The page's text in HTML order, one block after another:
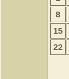
8
15
22